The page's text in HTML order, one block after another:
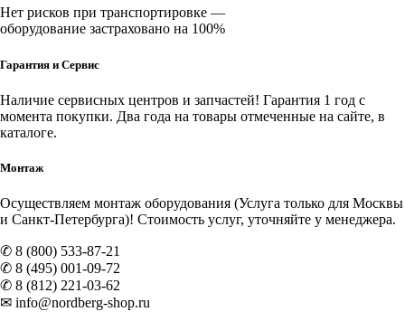
Нет рисков при транспортировке —
оборудование застраховано на 100%
Гарантия и Сервис
Наличие сервисных центров и запчастей! Гарантия 1 год с
момента покупки. Два года на товары отмеченные на сайте, в
каталоге.
Монтаж
Осуществляем монтаж оборудования (Услуга только для Москвы
и Санкт-Петербурга)! Стоимость услуг, уточняйте у менеджера.
✆ 8 (800) 533-87-21
✆ 8 (495) 001-09-72
✆ 8 (812) 221-03-62
✉ info@nordberg-shop.ru